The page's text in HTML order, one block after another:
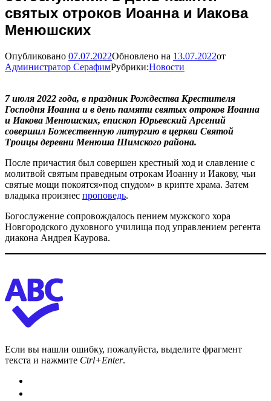
святых отроков Иоанна и Иакова
Менюшских
Опубликовано 07.07.2022Обновлено на 13.07.2022от
Администратор СерафимРубрики:Новости
7 июля 2022 года, в праздник Рождества Крестителя
Господня Иоанна и в день памяти святых отроков Иоанна
и Иакова Менюшских, епископ Юрьевский Арсений
совершил Божественную литургию в церкви Святой
Троицы деревни Менюша Шимского района.
После причастия был совершен крестный ход и славление с
молитвой святым праведным отрокам Иоанну и Иакову, чьи
святые мощи покоятся»под спудом» в крипте храма. Затем
владыка произнес проповедь.
Богослужение сопровождалось пением мужского хора
Новгородского духовного училища под управлением регента
диакона Андрея Каурова.
Если вы нашли ошибку, пожалуйста, выделите фрагмент
текста и нажмите Ctrl+Enter.